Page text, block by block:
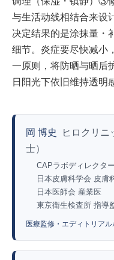
与生活动线相结合来设
决定结果的是涂抹量・
细节。炎症要尽快减小
一原则，将防晒与晒后
日阳光下依旧维持透明
岡 博史
ヒロクリニ
士）
CAPラボディレクター
日本皮膚科学会 皮膚
日本医師会 産業医
東京衛生検査所 指導
医療監修・エディトリア